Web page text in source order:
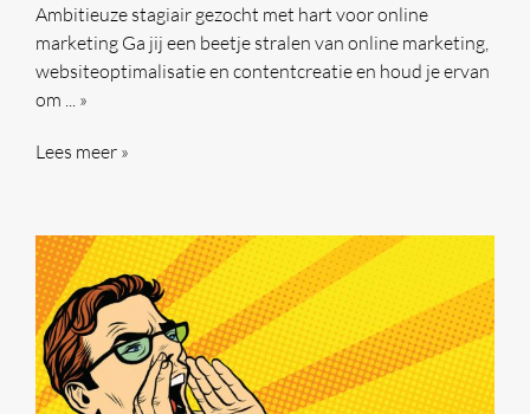
Ambitieuze stagiair gezocht met hart voor online
marketing Ga jij een beetje stralen van online marketing,
websiteoptimalisatie en contentcreatie en houd je ervan
om ... »
Lees meer »